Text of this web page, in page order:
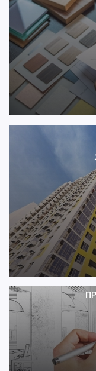
Акустический
любого
«ТехноСонус»
архитекторам
звукоизоляции,
материалы,
помещений, не
концепции.
техническому
рассчитывать на
консультации и
стороны.
Мы наращиваем
рассматривать
любого региона
крупнейших
материалов,
решений на
сможем
недвижимости в
Компания
проектными
России. Нас
собственного
решать
проектировании,